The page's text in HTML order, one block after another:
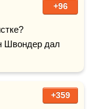
+96
Швондер дал
+359